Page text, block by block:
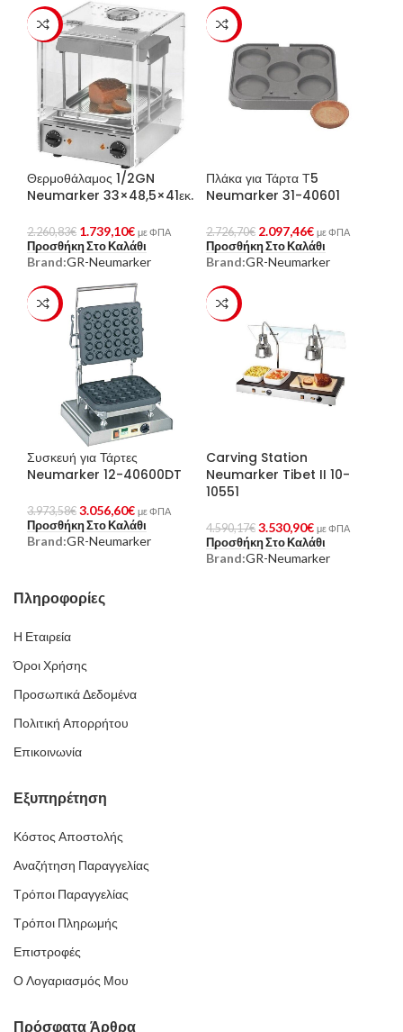
-23%
Θερμοθάλαμος 1/2GN
Neumarker 33×48,5×41εκ.
2.260,83€ 1.739,10€ με ΦΠΑ
Προσθήκη Στο Καλάθι
Brand:GR-Neumarker
-23%
Πλάκα για Τάρτα Τ5
Neumarker 31-40601
2.726,70€ 2.097,46€ με ΦΠΑ
Προσθήκη Στο Καλάθι
Brand:GR-Neumarker
-23%
Συσκευή για Τάρτες
Neumarker 12-40600DT
3.973,58€ 3.056,60€ με ΦΠΑ
Προσθήκη Στο Καλάθι
Brand:GR-Neumarker
-23%
Carving Station
Neumarker Tibet II 10-
10551
4.590,17€ 3.530,90€ με ΦΠΑ
Προσθήκη Στο Καλάθι
Brand:GR-Neumarker
Πληροφορίες
Η Εταιρεία
Όροι Χρήσης
Προσωπικά Δεδομένα
Πολιτική Απορρήτου
Επικοινωνία
Εξυπηρέτηση
Κόστος Αποστολής
Αναζήτηση Παραγγελίας
Τρόποι Παραγγελίας
Τρόποι Πληρωμής
Επιστροφές
Ο Λογαριασμός Μου
Πρόσφατα Άρθρα